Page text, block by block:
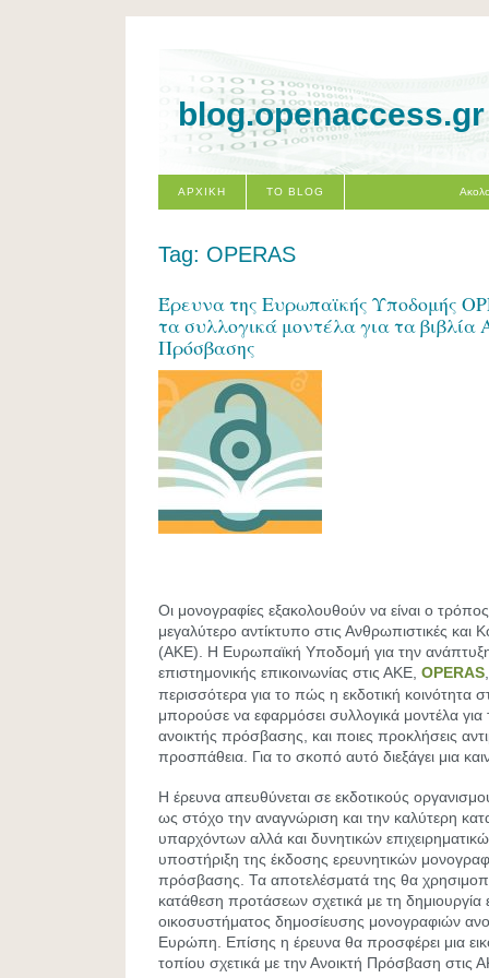
blog.openaccess.gr
ΑΡΧΙΚΗ ΤΟ BLOG
Tag: OPERAS
Έρευνα της Ευρωπαϊκής Υποδομής
τα συλλογικά μοντέλα για τα βιβλία
Πρόσβασης
Οι μονογραφίες εξακολουθούν να είναι ο
μεγαλύτερο αντίκτυπο στις Ανθρωπιστικές και
(ΑΚΕ). Η Ευρωπαϊκή Υποδομή για την ανάπτυξη
επιστημονικής επικοινωνίας στις ΑΚΕ, OPERAS
περισσότερα για το πώς η εκδοτική κοινότητα
μπορούσε να εφαρμόσει συλλογικά μοντέλα για
ανοικτής πρόσβασης, και ποιες προκλήσεις
προσπάθεια. Για το σκοπό αυτό διεξάγει μια
Η έρευνα απευθύνεται σε εκδοτικούς
ως στόχο την αναγνώριση και την καλύτερη
υπαρχόντων αλλά και δυνητικών
υποστήριξη της έκδοσης ερευνητικών
πρόσβασης. Τα αποτελέσματά της θα
κατάθεση προτάσεων σχετικά με τη δημιουργία
οικοσυστήματος δημοσίευσης μονογραφιών
Ευρώπη. Επίσης η έρευνα θα προσφέρει μια
τοπίου σχετικά με την Ανοικτή Πρόσβαση